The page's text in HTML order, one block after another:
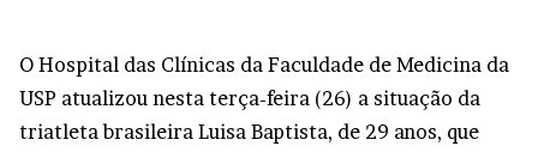
O Hospital das Clínicas da Faculdade de Medicina da
USP atualizou nesta terça-feira (26) a situação da
triatleta brasileira Luisa Baptista, de 29 anos, que